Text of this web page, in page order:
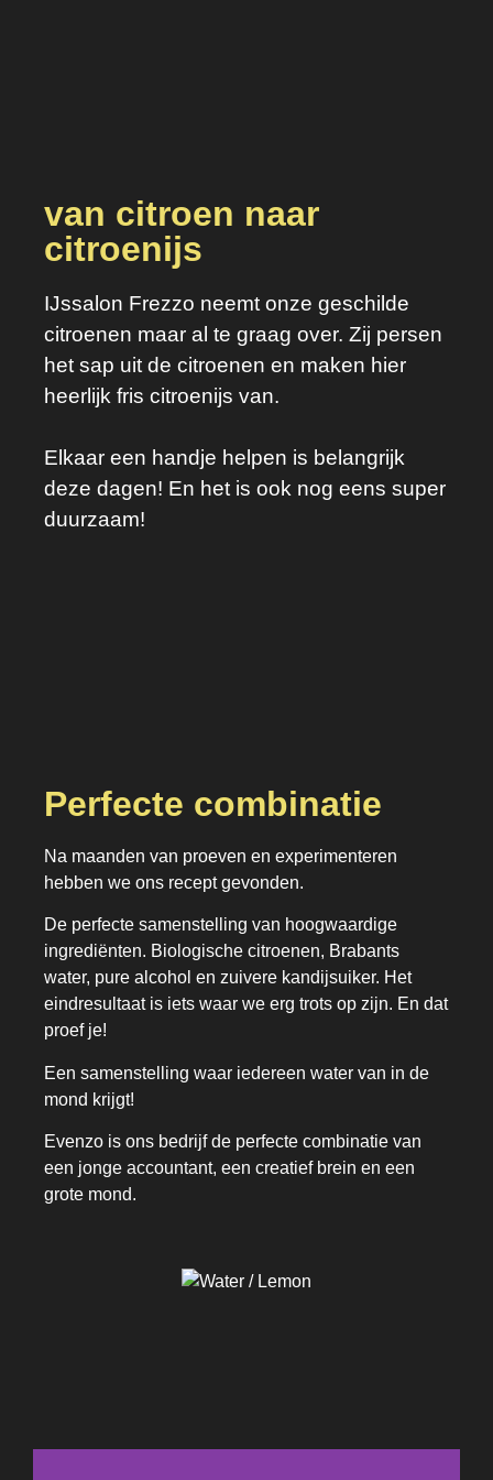
van citroen naar
citroenijs
IJssalon Frezzo neemt onze geschilde
citroenen maar al te graag over. Zij persen
het sap uit de citroenen en maken hier
heerlijk fris citroenijs van.
Elkaar een handje helpen is belangrijk
deze dagen! En het is ook nog eens super
duurzaam!
Perfecte combinatie
Na maanden van proeven en experimenteren
hebben we ons recept gevonden.
De perfecte samenstelling van hoogwaardige
ingrediënten. Biologische citroenen, Brabants
water, pure alcohol en zuivere kandijsuiker. Het
eindresultaat is iets waar we erg trots op zijn. En dat
proef je!
Een samenstelling waar iedereen water van in de
mond krijgt!
Evenzo is ons bedrijf de perfecte combinatie van
een jonge accountant, een creatief brein en een
grote mond.